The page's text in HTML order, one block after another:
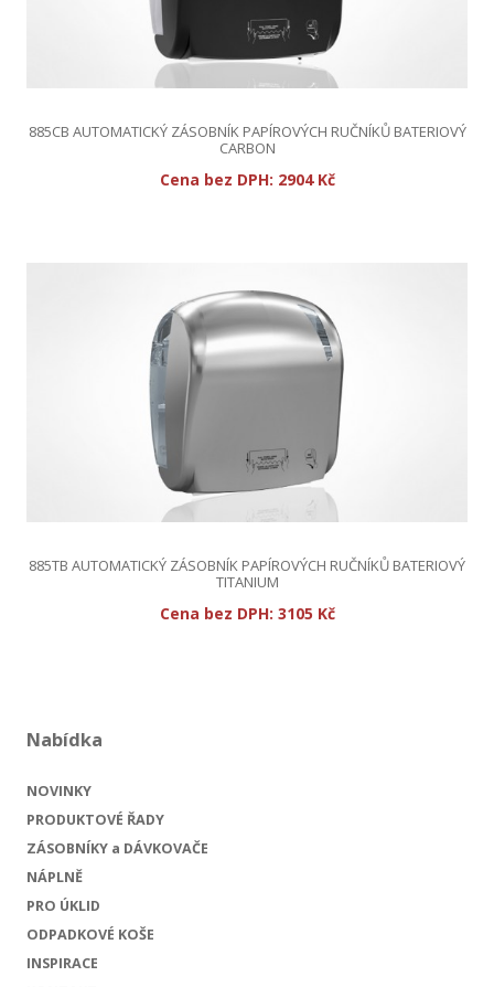
885CB AUTOMATICKÝ ZÁSOBNÍK PAPÍROVÝCH RUČNÍKŮ BATERIOVÝ
CARBON
Cena bez DPH: 2904 Kč
885TB AUTOMATICKÝ ZÁSOBNÍK PAPÍROVÝCH RUČNÍKŮ BATERIOVÝ
TITANIUM
Cena bez DPH: 3105 Kč
Nabídka
NOVINKY
PRODUKTOVÉ ŘADY
ZÁSOBNÍKY a DÁVKOVAČE
NÁPLNĚ
PRO ÚKLID
ODPADKOVÉ KOŠE
INSPIRACE